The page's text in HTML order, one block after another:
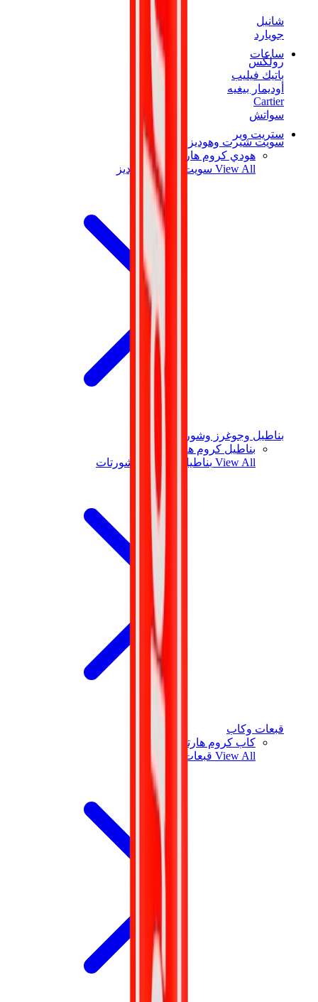
شانيل
جويارد
ساعات
رولكس
باتيك فيليب
أوديمار بيغيه
Cartier
سواتش
ستريت وير
سويت شيرت وهوديز
هودي كروم هارتس
View All سويت شيرت وهوديز
بناطيل وجوغرز وشورتات
بناطيل كروم هارتس
View All بناطيل وجوغرز وشورتات
قبعات وكاب
كاب كروم هارتس
View All قبعات وكاب